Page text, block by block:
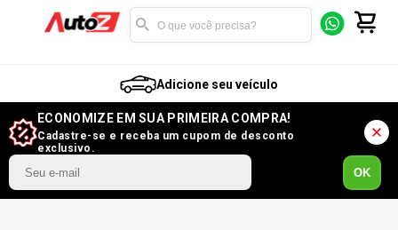
Adicione seu veículo
ECONOMIZE EM SUA PRIMEIRA COMPRA!
Cadastre-se e receba um cupom de desconto
exclusivo.
OK